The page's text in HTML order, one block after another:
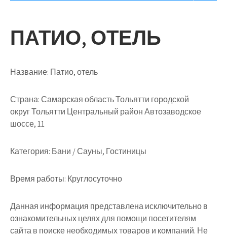
ПАТИО, ОТЕЛЬ
Название: Патио, отель
Страна:Самарская область Тольятти городской
округ Тольятти Центральный район Автозаводское
шоссе, 11
Категория: Бани / Сауны, Гостиницы
Время работы: Круглосуточно
Данная информация представлена исключительно в
ознакомительных целях для помощи посетителям
сайта в поиске необходимых товаров и компаний. Не